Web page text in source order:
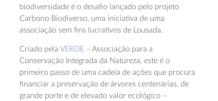
biodiversidade é o desafio lançado pelo projeto
Carbono Biodiverso, uma iniciativa de uma
associação sem fins lucrativos de Lousada.
Criado pela VERDE – Associação para a
Conservação Integrada da Natureza, este é o
primeiro passo de uma cadeia de ações que procura
financiar a preservação de árvores centenárias, de
grande porte e de elevado valor ecológico –